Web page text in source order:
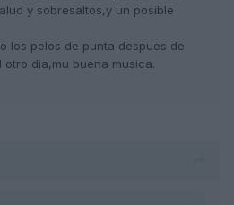
y sobresaltos,y un posible
los pelos de punta despues de
dia,mu buena musica.